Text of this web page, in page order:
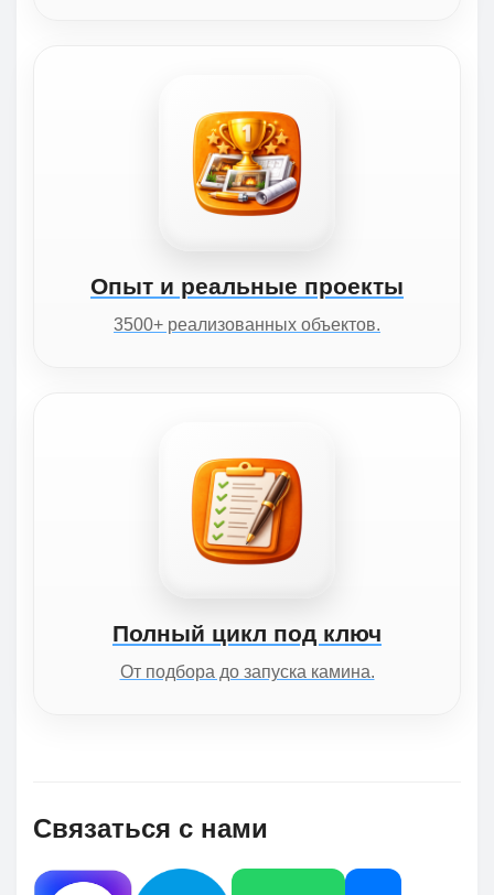
Опыт и реальные проекты
3500+ реализованных объектов.
Полный цикл под ключ
От подбора до запуска камина.
Связаться с нами